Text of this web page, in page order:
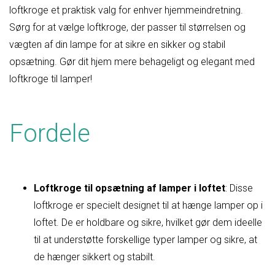
loftkroge et praktisk valg for enhver hjemmeindretning.
Sørg for at vælge loftkroge, der passer til størrelsen og
vægten af ​​din lampe for at sikre en sikker og stabil
opsætning. Gør dit hjem mere behageligt og elegant med
loftkroge til lamper!
Fordele
Loftkroge til opsætning af lamper i loftet: Disse
loftkroge er specielt designet til at hænge lamper op i
loftet. De er holdbare og sikre, hvilket gør dem ideelle
til at understøtte forskellige typer lamper og sikre, at
de hænger sikkert og stabilt.